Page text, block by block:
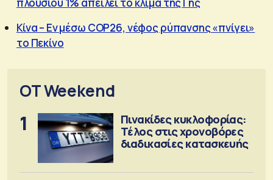
πλούσιου 1% απειλεί το κλίμα της Γης
Κίνα – Εν μέσω COP26, νέφος ρύπανσης «πνίγει»
το Πεκίνο
OT Weekend
1
Πινακίδες κυκλοφορίας:
Τέλος στις χρονοβόρες
διαδικασίες κατασκευής